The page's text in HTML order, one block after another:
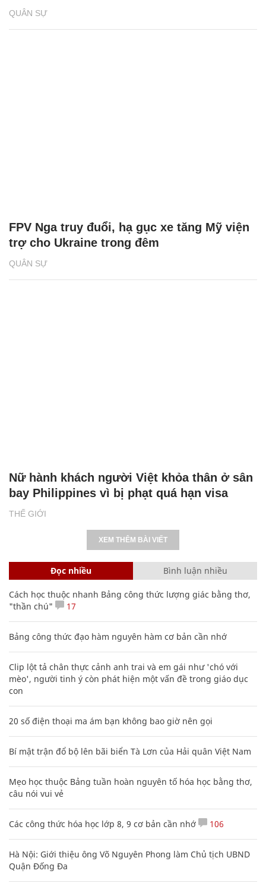
QUÂN SỰ
QUÂN SỰ
FPV Nga truy đuổi, hạ gục xe tăng Mỹ viện
trợ cho Ukraine trong đêm
THẾ GIỚI
Nữ hành khách người Việt khỏa thân ở sân
bay Philippines vì bị phạt quá hạn visa
XEM THÊM BÀI VIẾT
Đọc nhiều Bình luận nhiều
Cách học thuộc nhanh Bảng công thức lượng giác bằng thơ,
"thần chú"
17
Bảng công thức đạo hàm nguyên hàm cơ bản cần nhớ
Clip lột tả chân thực cảnh anh trai và em gái như 'chó với
mèo', người tinh ý còn phát hiện một vấn đề trong giáo dục
con
20 số điện thoại ma ám bạn không bao giờ nên gọi
Bí mật trận đổ bộ lên bãi biển Tà Lơn của Hải quân Việt Nam
Mẹo học thuộc Bảng tuần hoàn nguyên tố hóa học bằng thơ,
câu nói vui vẻ
Các công thức hóa học lớp 8, 9 cơ bản cần nhớ 106
Hà Nội: Giới thiệu ông Võ Nguyên Phong làm Chủ tịch UBND
Quận Đống Đa